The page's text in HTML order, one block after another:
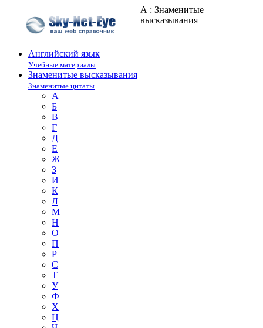
А : Знаменитые
высказывания
Английский язык
Учебные материалы
Знаменитые высказывания
Знаменитые цитаты
А
Б
В
Г
Д
Е
Ж
З
И
К
Л
М
Н
О
П
Р
С
Т
У
Ф
Х
Ц